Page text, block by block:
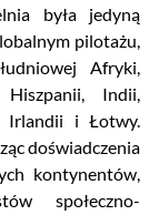
była jedyną
pilotażu,
Afryki,
Hiszpanii, Indii,
Irlandii i Łotwy.
doświadczenia
kontynentów,
społeczno-